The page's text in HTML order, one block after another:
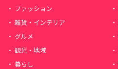
ファッション
雑貨・インテリア
グルメ
観光・地域
暮らし